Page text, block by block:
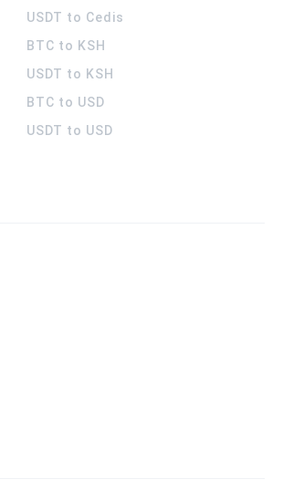
USDT to Cedis
BTC to KSH
USDT to KSH
BTC to USD
USDT to USD